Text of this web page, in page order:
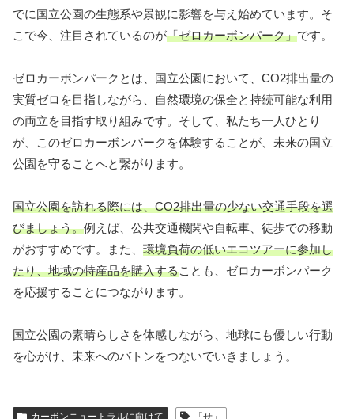
でに国立公園の生態系や景観に影響を与え始めています。そ
こで今、注目されているのが「ゼロカーボンパーク」です。
ゼロカーボンパークとは、国立公園において、CO2排出量の
実質ゼロを目指しながら、自然環境の保全と持続可能な利用
の両立を目指す取り組みです。そして、私たち一人ひとり
が、このゼロカーボンパークを体験することが、未来の国立
公園を守ることへと繋がります。
国立公園を訪れる際には、CO2排出量の少ない交通手段を選
びましょう。例えば、公共交通機関や自転車、徒歩での移動
がおすすめです。また、 環境負荷の低いエコツアーに参加し
たり、地域の特産品を購入することも、ゼロカーボンパーク
を応援することにつながります。
国立公園の素晴らしさを体感しながら、地球にも優しい行動
を心がけ、未来へのバトンをつないでいきましょう。
カーボンニュートラルに向けて
「せ」